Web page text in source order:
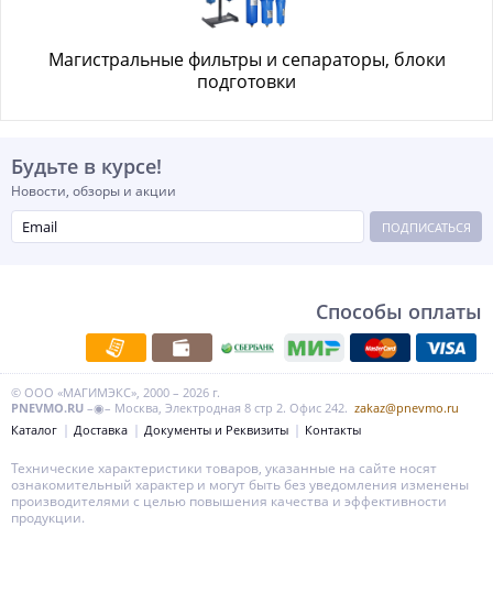
Магистральные фильтры и сепараторы, блоки
подготовки
Будьте в курсе!
Новости, обзоры и акции
ПОДПИСАТЬСЯ
Способы оплаты
© ООО «МАГИМЭКС», 2000 – 2026 г.
PNEVMO.RU –◉– Москва, Электродная 8 стр 2. Офис 242. zakaz@pnevmo.ru
Каталог
Доставка Документы и Реквизиты Контакты
Технические характеристики товаров, указанные на сайте носят
ознакомительный характер и могут быть без уведомления изменены
производителями с целью повышения качества и эффективности
продукции.